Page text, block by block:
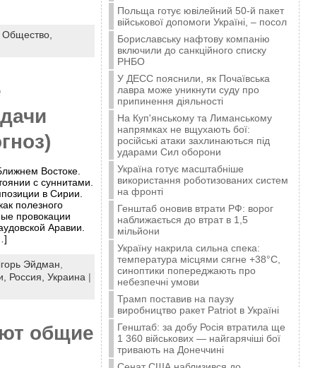
Общество,
Востоке.
с суннитами.
в Сирии.
полезного
провокации
Аравии.
Эйдман
Россия, Украина |
общие
Польща готує ювілейний 50-й пакет
військової допомоги Україні, – посол
Бориславську нафтову компанію
включили до санкційного списку
РНБО
У ДЕСС пояснили, як Почаївська
лавра може уникнути суду про
припинення діяльності
На Куп'янському та Лиманському
напрямках не вщухають бої:
російські атаки захлинаються під
ударами Сил оборони
Україна готує масштабніше
використання роботизованих систем
на фронті
Генштаб оновив втрати РФ: ворог
наближається до втрат в 1,5
мільйони
Україну накрила сильна спека:
температура місцями сягне +38°C,
синоптики попереджають про
небезпечні умови
Трамп поставив на паузу
виробництво ракет Patriot в Україні
Генштаб: за добу Росія втратила ще
1 360 військових — найгарячіші бої
тривають на Донеччині